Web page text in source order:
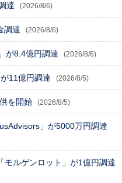
達 (2026/8/6)
調達 (2026/8/6)
が8.4億円調達 (2026/8/6)
11億円調達 (2026/8/5)
を開始 (2026/8/5)
」が5000万円調達
モルゲンロット」が1億円調達